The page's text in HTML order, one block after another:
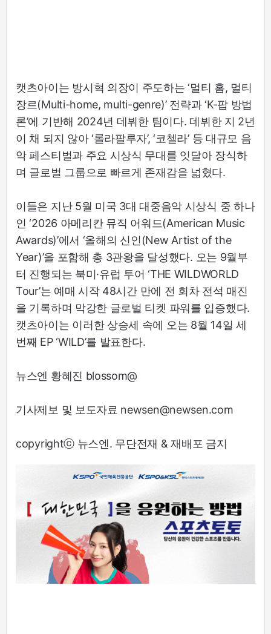
캣츠아이는 방시혁 의장이 주도하는 ‘멀티 홈, 멀티
장르(Multi-home, multi-genre)’ 전략과 ‘K-팝 방법
론’에 기반해 2024년 데뷔한 팀이다. 데뷔한 지 2년
이 채 되지 않아 ‘롤라팔루자’, ‘코첼라’ 등 대규모 음
악 페스티벌과 주요 시상식 무대를 잇달아 장식하
며 글로벌 그룹으로 빠르게 존재감을 넓혔다.
이들은 지난 5월 미국 3대 대중음악 시상식 중 하나
인 ‘2026 아메리칸 뮤직 어워드(American Music
Awards)’에서 ‘올해의 신인(New Artist of the
Year)’을 포함해 총 3관왕을 달성했다. 오는 9월부
터 진행되는 북미·유럽 투어 ‘THE WILDWORLD
Tour’는 예매 시작 48시간 만에 전 회차 전석 매진
을 기록하며 막강한 글로벌 티켓 파워를 입증했다.
캣츠아이는 이러한 상승세 속에 오는 8월 14일 세
번째 EP ‘WILD’를 발표한다.
뉴스엔 황혜진 blossom@
기사제보 및 보도자료 newsen@newsen.com
copyrightⓒ 뉴스엔. 무단전재 & 재배포 금지